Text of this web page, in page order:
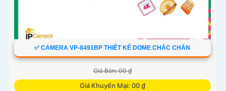
✅ CAMERA VP-8491BP THIÊT KẾ DOME CHẮC CHẮN
Giá Bán: 00 ₫
Giá Khuyến Mại: 00 ₫